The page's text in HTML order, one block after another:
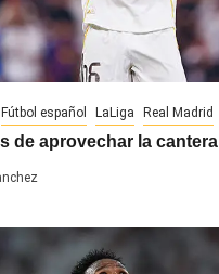
Fútbol español LaLiga Real Madrid
de aprovechar la cantera